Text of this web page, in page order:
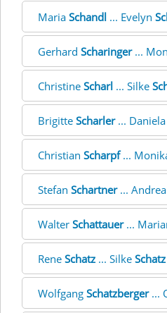
Maria Schandl ... Evelyn
Gerhard Scharinger...
Christine Scharl ... Silke
Brigitte Scharler... Daniela
Christian Scharpf...
Stefan Schartner... Andrea
Walter Schattauer...
Rene Schatz ... Silke Schatz
Wolfgang Schatzberger...